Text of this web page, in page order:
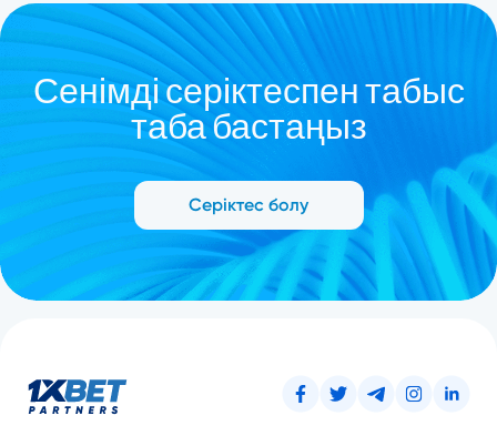
Сенімді серіктеспен табыс
таба бастаңыз
Серіктес болу